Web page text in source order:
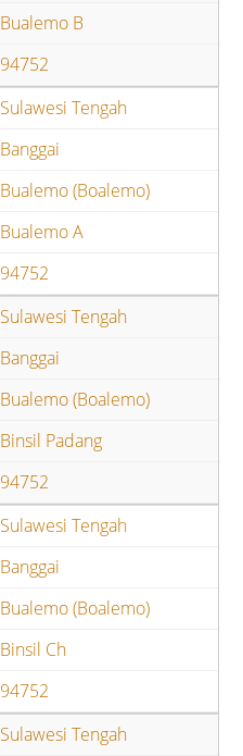
Bualemo B
94752
Sulawesi Tengah
Banggai
Bualemo (Boalemo)
Bualemo A
94752
Sulawesi Tengah
Banggai
Bualemo (Boalemo)
Binsil Padang
94752
Sulawesi Tengah
Banggai
Bualemo (Boalemo)
Binsil Ch
94752
Sulawesi Tengah